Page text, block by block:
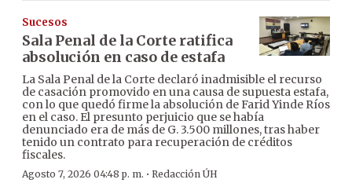
Sucesos
Sala Penal de la Corte ratifica
absolución en caso de estafa
La Sala Penal de la Corte declaró inadmisible el recurso
de casación promovido en una causa de supuesta estafa,
con lo que quedó firme la absolución de Farid Yinde Ríos
en el caso. El presunto perjuicio que se había
denunciado era de más de G. 3.500 millones, tras haber
tenido un contrato para recuperación de créditos
fiscales.
Agosto 7, 2026 04:48 p. m. · Redacción ÚH